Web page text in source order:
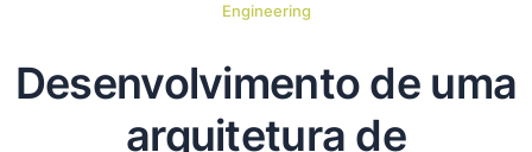
Engineering
Desenvolvimento de uma
arquitetura de